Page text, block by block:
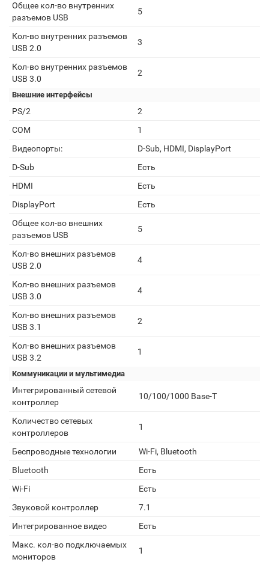
Общее кол-во внутренних
разъемов USB
5
Кол-во внутренних разъемов
USB 2.0
3
Кол-во внутренних разъемов
USB 3.0
2
Внешние интерфейсы
PS/2
2
COM
1
Видеопорты:
D-Sub, HDMI, DisplayPort
D-Sub
Есть
HDMI
Есть
DisplayPort
Есть
Общее кол-во внешних
разъемов USB
5
Кол-во внешних разъемов
USB 2.0
4
Кол-во внешних разъемов
USB 3.0
4
Кол-во внешних разъемов
USB 3.1
2
Кол-во внешних разъемов
USB 3.2
1
Коммуникации и мультимедиа
Интегрированный сетевой
контроллер
10/100/1000 Base-T
Количество сетевых
контроллеров
1
Беспроводные технологии
Wi-Fi, Bluetooth
Bluetooth
Есть
Wi-Fi
Есть
Звуковой контроллер
7.1
Интегрированное видео
Есть
Макс. кол-во подключаемых
мониторов
1